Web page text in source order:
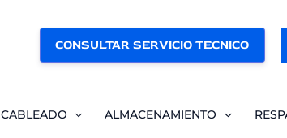
CONSULTAR SERVICIO TECNICO
CABLEADO ALMACENAMIENTO